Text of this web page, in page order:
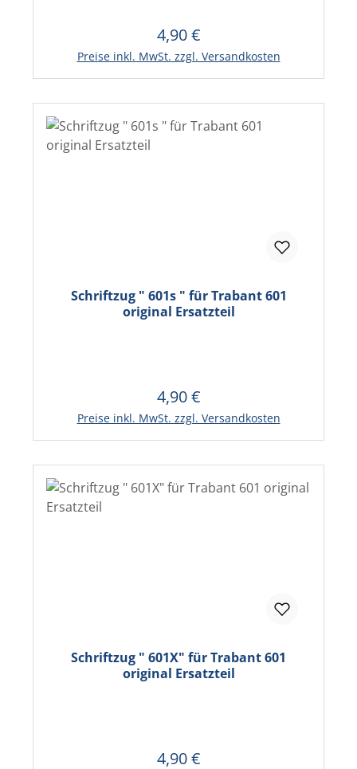
Regulärer Preis:
4,90 €
Preise inkl. MwSt. zzgl. Versandkosten
In den Warenkorb
Schriftzug " 601s " für Trabant 601
original Ersatzteil
Regulärer Preis:
4,90 €
Preise inkl. MwSt. zzgl. Versandkosten
In den Warenkorb
Schriftzug " 601X" für Trabant 601
original Ersatzteil
Regulärer Preis:
4,90 €